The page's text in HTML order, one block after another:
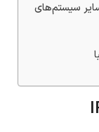
سیستم‌های